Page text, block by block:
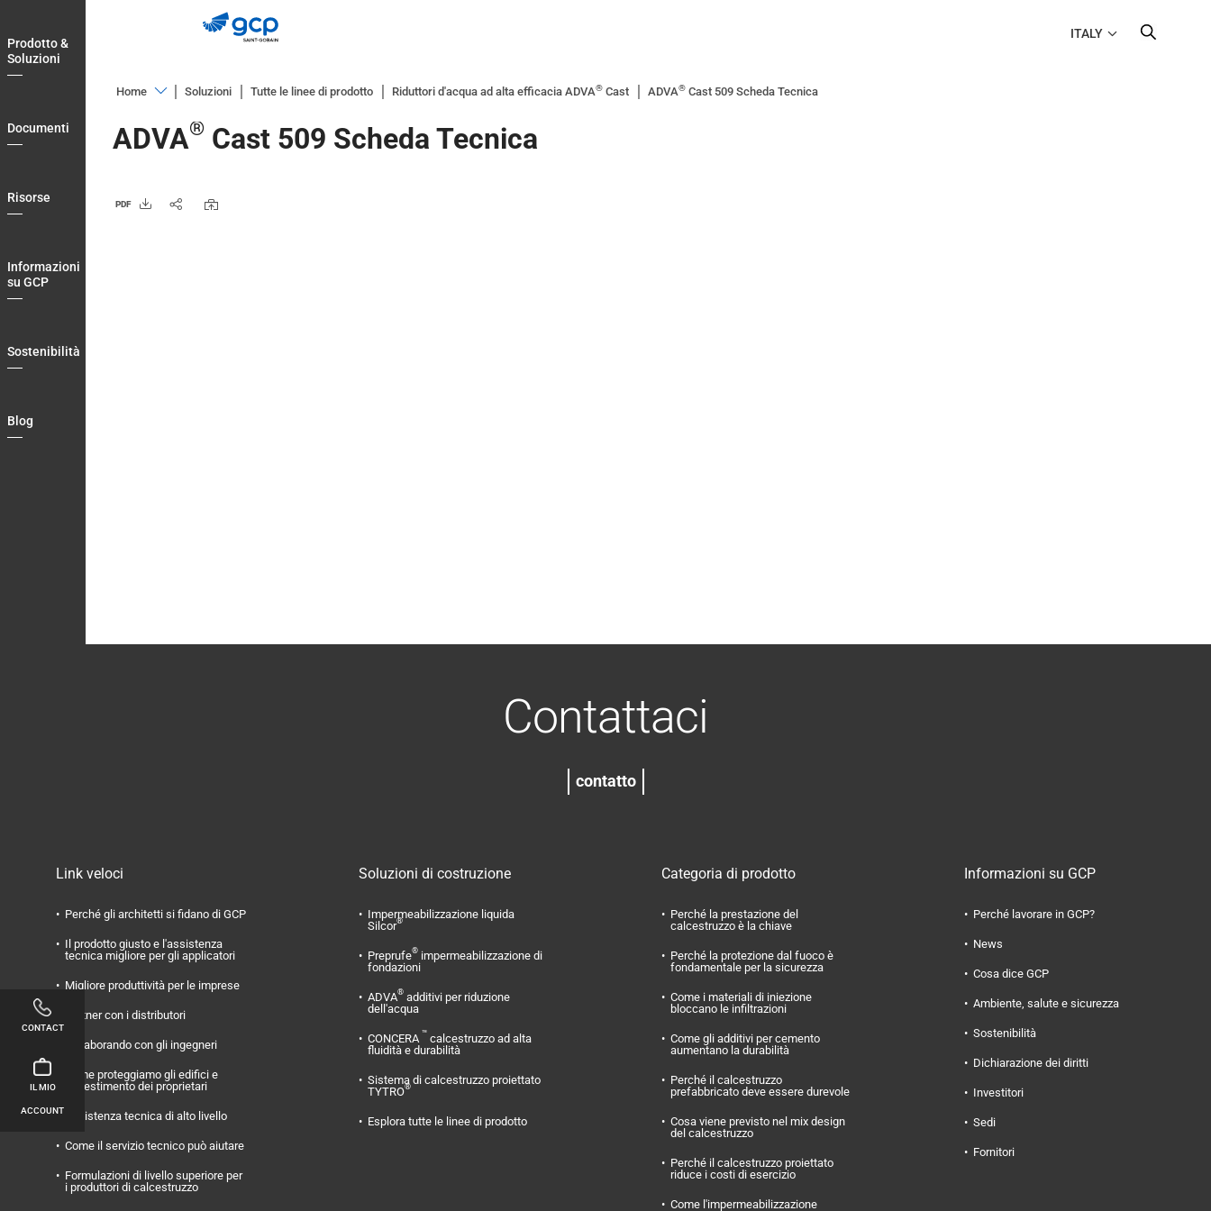
to
main
navigation
Prodotto &
Soluzioni
Documenti
Risorse
Informazioni
su GCP
Sostenibilità
Blog
CONTACT
IL MIO
ACCOUNT
ITALY
Home
&
Documenti
Soluzioni Tutte le linee di prodotto Riduttori d'acqua ad alta efficacia ADVA® Cast ADVA® Cast 509 Scheda Tecnica
ADVA® Cast 509 Scheda Tecnica
PDF
Contattaci
contatto
Link veloci
Perché gli architetti si fidano di GCP
Il prodotto giusto e l'assistenza
tecnica migliore per gli applicatori
Migliore produttività per le imprese
Partner con i distributori
Collaborando con gli ingegneri
Come proteggiamo gli edifici e
l'investimento dei proprietari
Assistenza tecnica di alto livello
Come il servizio tecnico può aiutare
Formulazioni di livello superiore per
i produttori di calcestruzzo
Soluzioni di costruzione
Impermeabilizzazione liquida
Silcor®
Preprufe® impermeabilizzazione di
fondazioni
ADVA® additivi per riduzione
dell'acqua
CONCERA™ calcestruzzo ad alta
fluidità e durabilità
Sistema di calcestruzzo proiettato
TYTRO®
Esplora tutte le linee di prodotto
Categoria di prodotto
Perché la prestazione del
calcestruzzo è la chiave
Perché la protezione dal fuoco è
fondamentale per la sicurezza
Come i materiali di iniezione
bloccano le infiltrazioni
Come gli additivi per cemento
aumentano la durabilità
Perché il calcestruzzo
prefabbricato deve essere durevole
Cosa viene previsto nel mix design
del calcestruzzo
Perché il calcestruzzo proiettato
riduce i costi di esercizio
Come l'impermeabilizzazione
Informazioni su GCP
Perché lavorare in GCP?
News
Cosa dice GCP
Ambiente, salute e sicurezza
Sostenibilità
Dichiarazione dei diritti
Investitori
Sedi
Fornitori